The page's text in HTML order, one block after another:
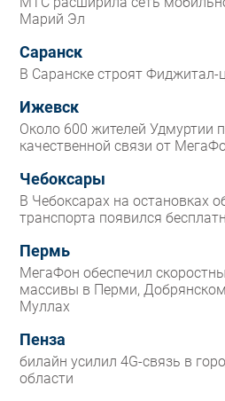
Марий Эл
Саранск
В Саранске строят Фиджитал-
Ижевск
Около 600 жителей Удмуртии
качественной связи от
Чебоксары
В Чебоксарах на остановках
транспорта появился
Пермь
МегаФон обеспечил
массивы в Перми, Добрянском
Муллах
Пенза
билайн усилил 4G-связь в
области